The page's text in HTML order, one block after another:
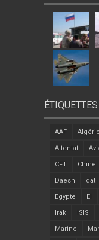
ÉTIQUETTES
AAF Algérie
Attentat
CFT Chine
Daesh dat
Egypte EI
Irak ISIS
Marine